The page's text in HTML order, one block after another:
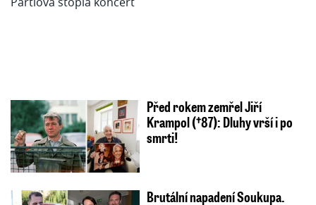
Před rokem zemřel Jiří
Krampol (†87): Dluhy vrší i po
smrti!
Brutální napadení Soukupa.